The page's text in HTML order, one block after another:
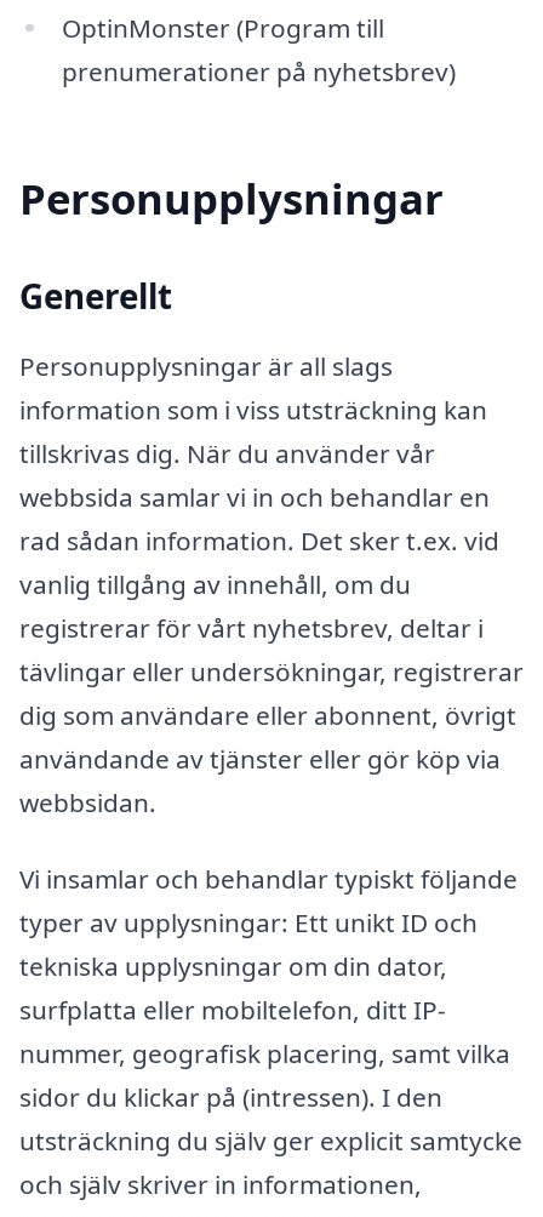
OptinMonster (Program till
prenumerationer på nyhetsbrev)
Personupplysningar
Generellt
Personupplysningar är all slags
information som i viss utsträckning kan
tillskrivas dig. När du använder vår
webbsida samlar vi in och behandlar en
rad sådan information. Det sker t.ex. vid
vanlig tillgång av innehåll, om du
registrerar för vårt nyhetsbrev, deltar i
tävlingar eller undersökningar, registrerar
dig som användare eller abonnent, övrigt
användande av tjänster eller gör köp via
webbsidan.
Vi insamlar och behandlar typiskt följande
typer av upplysningar: Ett unikt ID och
tekniska upplysningar om din dator,
surfplatta eller mobiltelefon, ditt IP-
nummer, geografisk placering, samt vilka
sidor du klickar på (intressen). I den
utsträckning du själv ger explicit samtycke
och själv skriver in informationen,